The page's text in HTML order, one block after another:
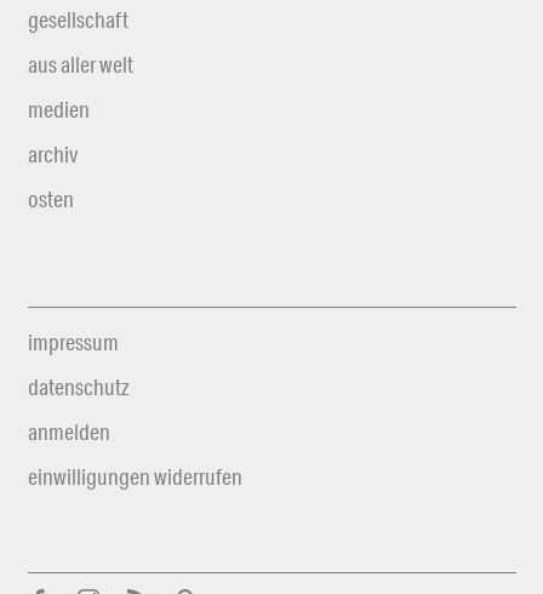
gesellschaft
aus aller welt
medien
archiv
osten
impressum
datenschutz
anmelden
einwilligungen widerrufen